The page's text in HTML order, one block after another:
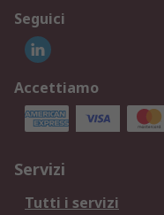
Seguici
Accettiamo
Servizi
Tutti i servizi